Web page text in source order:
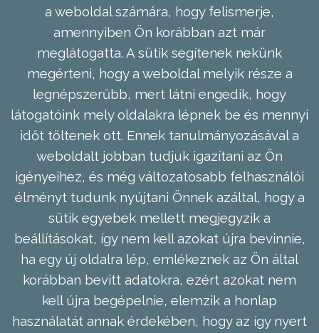
a weboldal számára, hogy felismerje,
amennyiben Ön korábban azt már
meglátogatta. A sütik segítenek nekünk
megérteni, hogy a weboldal melyik része a
legnépszerűbb, mert látni engedik, hogy
látogatóink mely oldalakra lépnek be és mennyi
időt töltenek ott. Ennek tanulmányozásával a
weboldalt jobban tudjuk igazítani az Ön
igényeihez, és még változatosabb felhasználói
élményt tudunk nyújtani Önnek azáltal, hogy a
sütik egyebek mellett megjegyzik a
beállításokat, így nem kell azokat újra bevinnie,
ha egy új oldalra lép, emlékeznek az Ön által
korábban bevitt adatokra, ezért azokat nem
kell újra begépelnie, elemzik a honlap
használatát annak érdekében, hogy az így nyert